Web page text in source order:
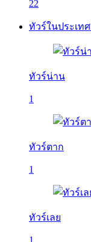
22
ทัวร์ในประเทศ
ทัวร์น่าน
1
ทัวร์ตาก
1
ทัวร์เลย
1